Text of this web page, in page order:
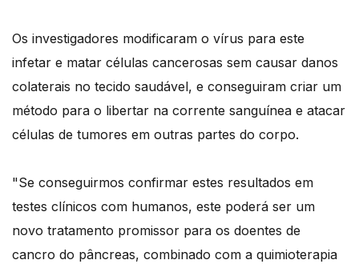
Os investigadores modificaram o vírus para este
infetar e matar células cancerosas sem causar danos
colaterais no tecido saudável, e conseguiram criar um
método para o libertar na corrente sanguínea e atacar
células de tumores em outras partes do corpo.
"Se conseguirmos confirmar estes resultados em
testes clínicos com humanos, este poderá ser um
novo tratamento promissor para os doentes de
cancro do pâncreas, combinado com a quimioterapia